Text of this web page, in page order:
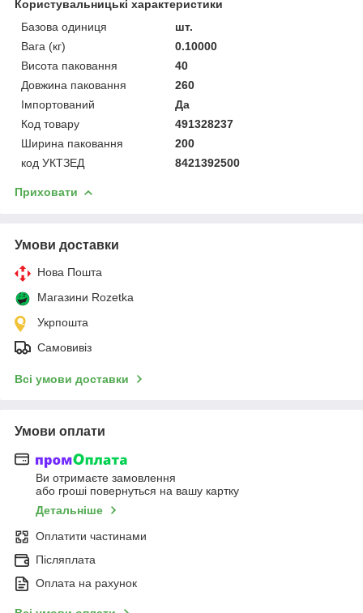
Користувальницькі характеристики
Базова одиниця
шт.
Вага (кг)
0.10000
Висота паковання
40
Довжина паковання
260
Імпортований
Да
Код товару
491328237
Ширина паковання
200
код УКТЗЕД
8421392500
Приховати
Умови доставки
Нова Пошта
Магазини Rozetka
Укрпошта
Самовивіз
Всі умови доставки
Умови оплати
Ви отримаєте замовлення
або гроші повернуться на вашу картку
Детальніше
Оплатити частинами
Післяплата
Оплата на рахунок